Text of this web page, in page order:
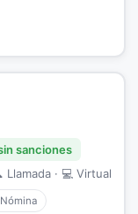
sanciones
Llamada · 💻 Virtual